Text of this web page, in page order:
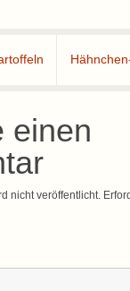
einen
nicht veröffentlicht.